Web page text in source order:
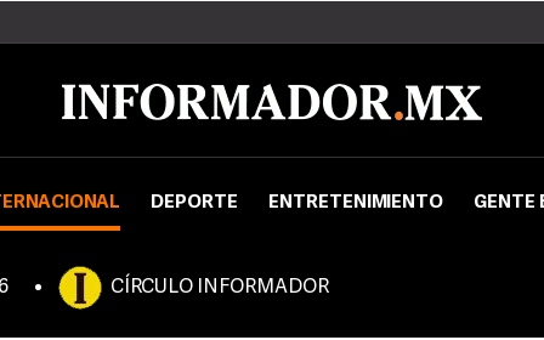
DEPORTE ENTRETENIMIENTO GENTE
CÍRCULO INFORMADOR